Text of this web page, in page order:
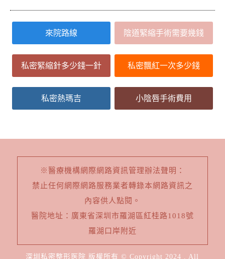
來院路線 陰道緊縮手術需要幾錢
私密緊縮針多少錢一針 私密飄紅一次多少錢
私密熱瑪吉 小陰唇手術費用
※醫療機構網際網路資訊管理辦法聲明：
禁止任何網際網路服務業者轉錄本網路資訊之
內容供人點閱。
醫院地址：廣東省深圳市羅湖區紅桂路1018號
羅湖口岸附近
深圳私密整形医院 版權所有 © Copyright 2024 . All